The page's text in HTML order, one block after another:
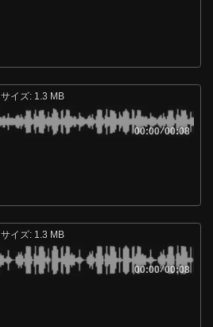
サイズ: 1.3 MB
00:00/00:08
サイズ: 1.3 MB
00:00/00:08